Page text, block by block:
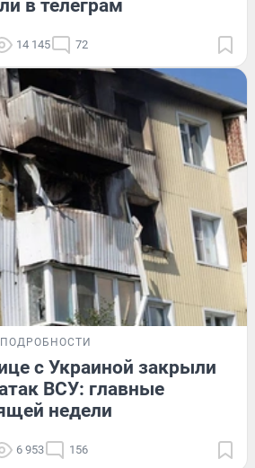
в телеграм
14 145 72
ПОДРОБНОСТИ
с Украиной закрыли
ВСУ: главные
недели
6 953 156